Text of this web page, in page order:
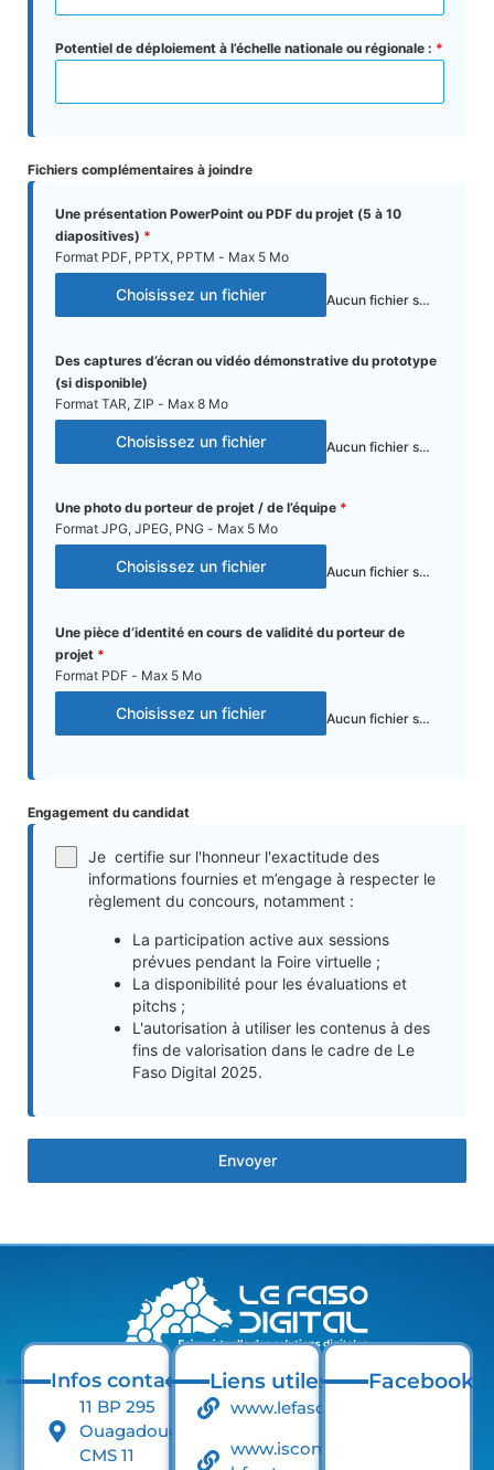
Potentiel de déploiement à l’échelle nationale ou régionale : *
Fichiers complémentaires à joindre
Une présentation PowerPoint ou PDF du projet (5 à 10
diapositives) *
Format PDF, PPTX, PPTM - Max 5 Mo
Choisissez un fichier Aucun fichier sélectionné
Des captures d’écran ou vidéo démonstrative du prototype
(si disponible)
Format TAR, ZIP - Max 8 Mo
Choisissez un fichier Aucun fichier sélectionné
Une photo du porteur de projet / de l’équipe *
Format JPG, JPEG, PNG - Max 5 Mo
Choisissez un fichier Aucun fichier sélectionné
Une pièce d’identité en cours de validité du porteur de
projet *
Format PDF - Max 5 Mo
Choisissez un fichier Aucun fichier sélectionné
Engagement du candidat
Je certifie sur l'honneur l'exactitude des
informations fournies et m’engage à respecter le
règlement du concours, notamment :
La participation active aux sessions
prévues pendant la Foire virtuelle ;
La disponibilité pour les évaluations et
pitchs ;
L'autorisation à utiliser les contenus à des
fins de valorisation dans le cadre de Le
Faso Digital 2025.
Envoyer
Infos contact
11 BP 295
Ouagadougou
CMS 11
Liens utiles
www.lefaso.net
www.iscom-
Facebook